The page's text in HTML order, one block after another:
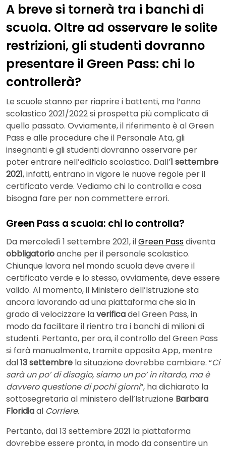
A breve si tornerà tra i banchi di
scuola. Oltre ad osservare le solite
restrizioni, gli studenti dovranno
presentare il Green Pass: chi lo
controllerà?
Le scuole stanno per riaprire i battenti, ma l’anno
scolastico 2021/2022 si prospetta più complicato di
quello passato. Ovviamente, il riferimento è al Green
Pass e alle procedure che il Personale Ata, gli
insegnanti e gli studenti dovranno osservare per
poter entrare nell’edificio scolastico. Dall’1 settembre
2021, infatti, entrano in vigore le nuove regole per il
certificato verde. Vediamo chi lo controlla e cosa
bisogna fare per non commettere errori.
Green Pass a scuola: chi lo controlla?
Da mercoledì 1 settembre 2021, ilGreen Passdiventa
obbligatorioanche per il personale scolastico.
Chiunque lavora nel mondo scuola deve avere il
certificato verde e lo stesso, ovviamente, deve essere
valido. Al momento, il Ministero dell’Istruzione sta
ancora lavorando ad una piattaforma che sia in
grado di velocizzare laverificadel Green Pass, in
modo da facilitare il rientro tra i banchi di milioni di
studenti. Pertanto, per ora, il controllo del Green Pass
si farà manualmente, tramite apposita App, mentre
dal13 settembre la situazione dovrebbe cambiare. “Ci
sarà un po’ di disagio, siamo un po’ in ritardo, ma è
davvero questione di pochi giorni“, ha dichiarato la
sottosegretaria al ministero dell’Istruzione Barbara
Floridiaal Corriere.
Pertanto, dal 13 settembre 2021 la piattaforma
dovrebbe essere pronta, in modo da consentire un